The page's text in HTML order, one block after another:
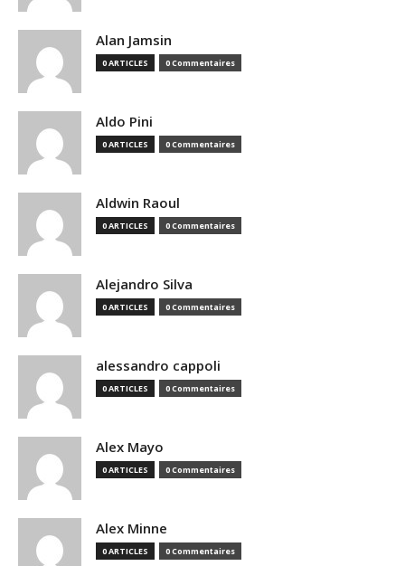
Alan Jamsin
0 ARTICLES 0 Commentaires
Aldo Pini
0 ARTICLES 0 Commentaires
Aldwin Raoul
0 ARTICLES 0 Commentaires
Alejandro Silva
0 ARTICLES 0 Commentaires
alessandro cappoli
0 ARTICLES 0 Commentaires
Alex Mayo
0 ARTICLES 0 Commentaires
Alex Minne
0 ARTICLES 0 Commentaires